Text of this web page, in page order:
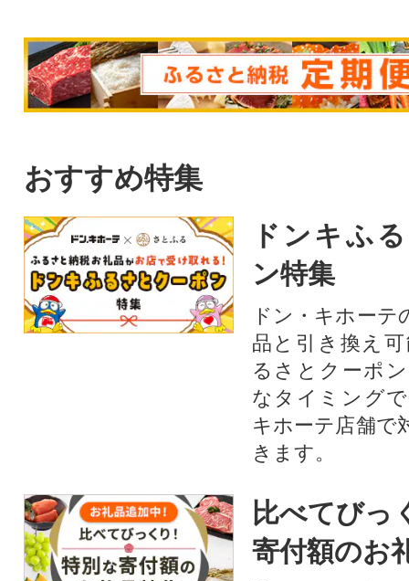
おすすめ特集
ドンキふ
ン特集
ドン・キホーテ
品と引き換え
るさとクーポ
なタイミング
キホーテ店舗で
きます。
比べてびっ
寄付額のお